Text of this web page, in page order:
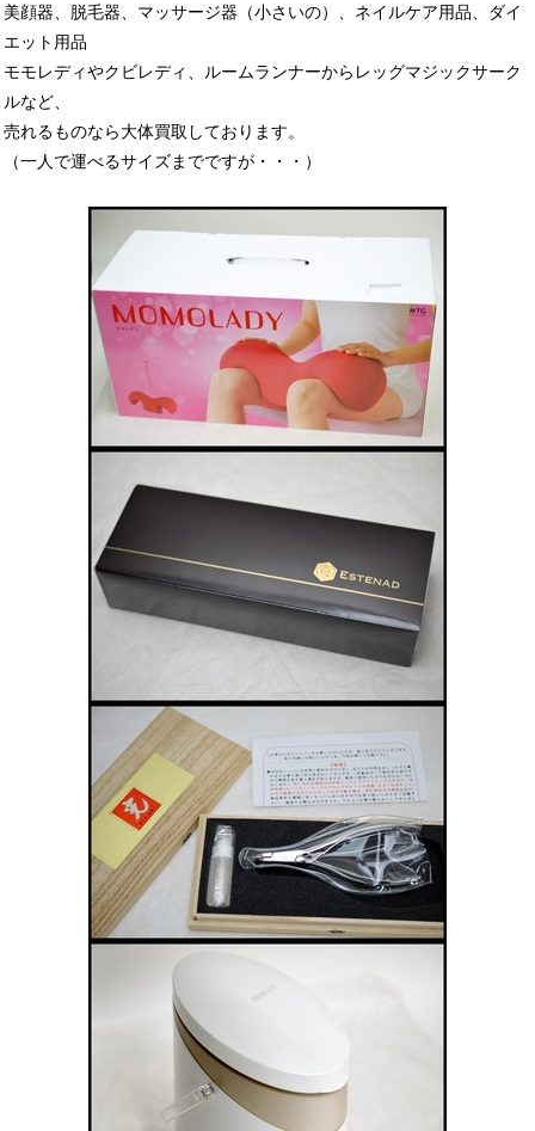
美顔器、脱毛器、マッサージ器（小さいの）、ネイルケア用品、ダイ
エット用品
モモレディやクビレディ、ルームランナーからレッグマジックサーク
ルなど、
売れるものなら大体買取しております。
（一人で運べるサイズまでですが・・・）